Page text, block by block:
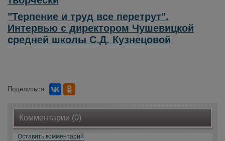
"Терпение и труд все перетрут".
Интервью с директором Чушевицкой
средней школы С.Д. Кузнецовой
Поделиться
Комментарии (0)
Оставить комментарий